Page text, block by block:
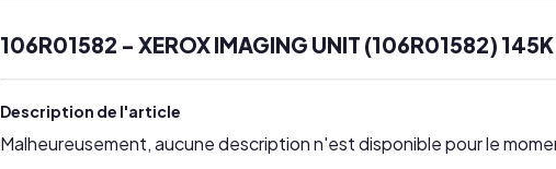
106R01582 - XEROX IMAGING UNIT (106R01582) 145K
Description de l'article
Malheureusement, aucune description n'est disponible pour le